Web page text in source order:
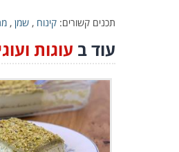
תכנים קשורים: קינוח , שמן ,
עוד ב עוגות